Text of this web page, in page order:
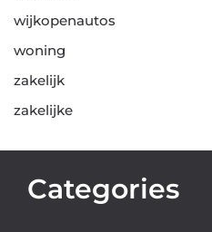
wijkopenautos
woning
zakelijk
zakelijke
Categories